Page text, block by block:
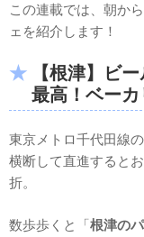
この連載では、朝か
ェを紹介します！
【根津】ビ
最高！ベーカ
東京メトロ千代田線
横断して直進すると
折。
数歩歩くと「根津の